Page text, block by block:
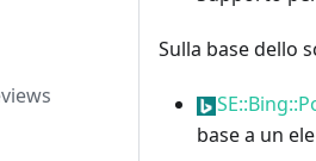
Sulla base dello
base a un